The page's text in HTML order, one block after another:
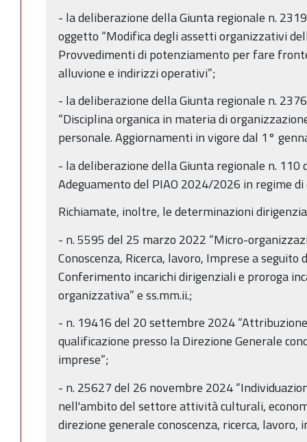
- la deliberazione della Giunta regionale n.
oggetto “Modifica degli assetti organizzativi
Provvedimenti di potenziamento per fare
alluvione e indirizzi operativi”;
- la deliberazione della Giunta regionale n.
“Disciplina organica in materia di
personale. Aggiornamenti in vigore dal 1°
- la deliberazione della Giunta regionale n. 110
Adeguamento del PIAO 2024/2026 in regime
Richiamate, inoltre, le determinazioni
- n. 5595 del 25 marzo 2022 “Micro-
Conoscenza, Ricerca, lavoro, Imprese a seguito
Conferimento incarichi dirigenziali e proroga
organizzativa” e ss.mm.ii.;
- n. 19416 del 20 settembre 2024
qualificazione presso la Direzione Generale
imprese”;
- n. 25627 del 26 novembre 2024
nell'ambito del settore attività culturali,
direzione generale conoscenza, ricerca, lavoro,